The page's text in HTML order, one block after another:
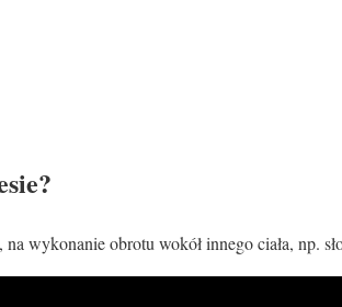
wykonanie obrotu wokół innego ciała, np.